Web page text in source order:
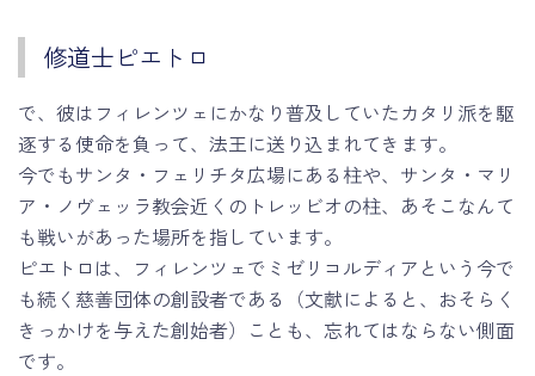
修道士ピエトロ
で、彼はフィレンツェにかなり普及していたカタリ派を駆
逐する使命を負って、法王に送り込まれてきます。
今でもサンタ・フェリチタ広場にある柱や、サンタ・マリ
ア・ノヴェッラ教会近くのトレッビオの柱、あそこなんて
も戦いがあった場所を指しています。
ピエトロは、フィレンツェでミゼリコルディアという今で
も続く慈善団体の創設者である（文献によると、おそらく
きっかけを与えた創始者）ことも、忘れてはならない側面
です。